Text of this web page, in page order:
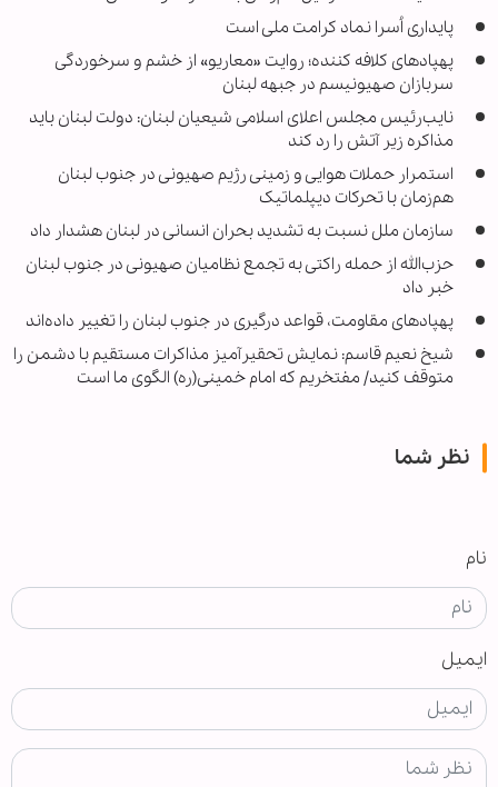
پایداری اُسرا نماد کرامت ملی است
پهپادهای کلافه کننده؛ روایت «معاریو» از خشم و سرخوردگی
سربازان صهیونیسم در جبهه لبنان
نایب‌رئیس مجلس اعلای اسلامی شیعیان لبنان: دولت لبنان باید
مذاکره زیر آتش را رد کند
استمرار حملات هوایی و زمینی رژیم صهیونی در جنوب لبنان
هم‌زمان با تحرکات دیپلماتیک
سازمان ملل نسبت به تشدید بحران انسانی در لبنان هشدار داد
حزب‌الله از حمله راکتی به تجمع نظامیان صهیونی در جنوب لبنان
خبر داد
پهپادهای مقاومت، قواعد درگیری در جنوب لبنان را تغییر داده‌اند
شیخ نعیم قاسم: نمایش تحقیرآمیز مذاکرات مستقیم با دشمن را
متوقف کنید/ مفتخریم که امام خمینی(ره) الگوی ما است
نظر شما
نام
ایمیل